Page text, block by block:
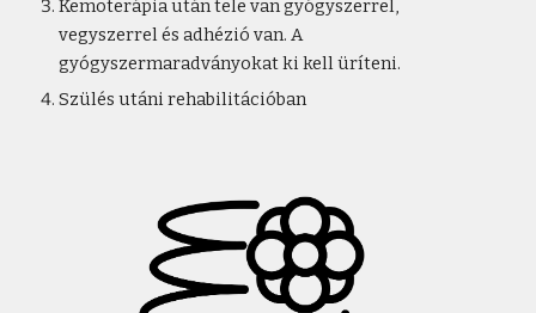
Kemoterápia után tele van gyógyszerrel,
vegyszerrel és adhézió van. A
gyógyszermaradványokat ki kell üríteni.
Szülés utáni rehabilitációban